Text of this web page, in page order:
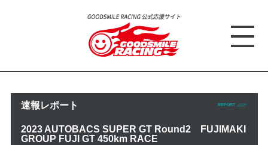
速報レポート REPORT
2023 AUTOBACS SUPER GT Round2 FUJIMAKI
GROUP FUJI GT 450km RACE